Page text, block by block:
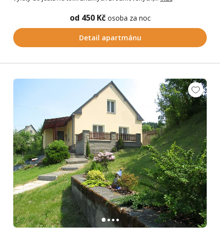
od 450 Kč osoba za noc
Detail apartmánu